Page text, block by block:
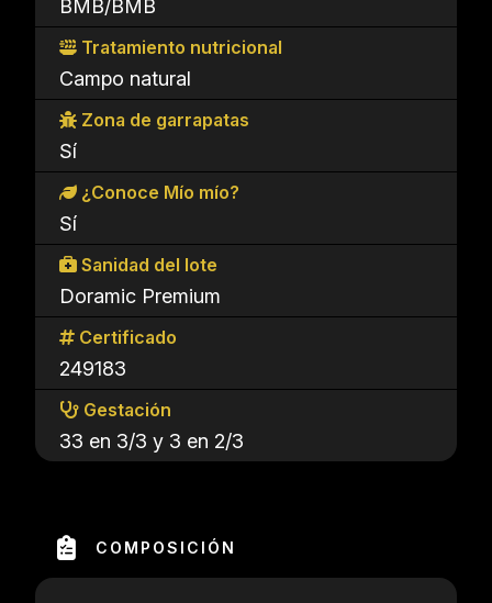
BMB/BMB
Tratamiento nutricional
Campo natural
Zona de garrapatas
Sí
¿Conoce Mío mío?
Sí
Sanidad del lote
Doramic Premium
Certificado
249183
Gestación
33 en 3/3 y 3 en 2/3
COMPOSICIÓN